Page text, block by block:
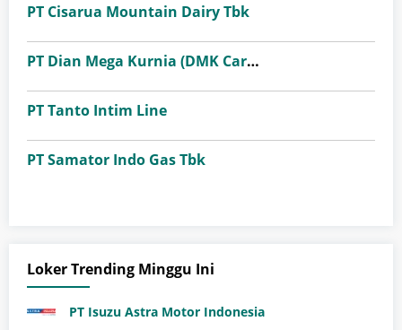
PT Cisarua Mountain Dairy Tbk
PT Dian Mega Kurnia (DMK Cargo)
PT Tanto Intim Line
PT Samator Indo Gas Tbk
Loker Trending Minggu Ini
PT Isuzu Astra Motor Indonesia